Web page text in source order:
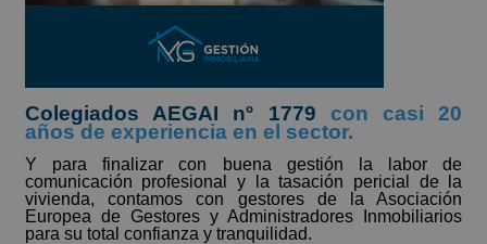
Colegiados AEGAI nº 1779 con casi 20
años de experiencia en el sector.
Y para finalizar con buena gestión la labor de
comunicación profesional y la tasación pericial de la
vivienda, contamos con gestores de la Asociación
Europea de Gestores y Administradores Inmobiliarios
para su total confianza y tranquilidad.